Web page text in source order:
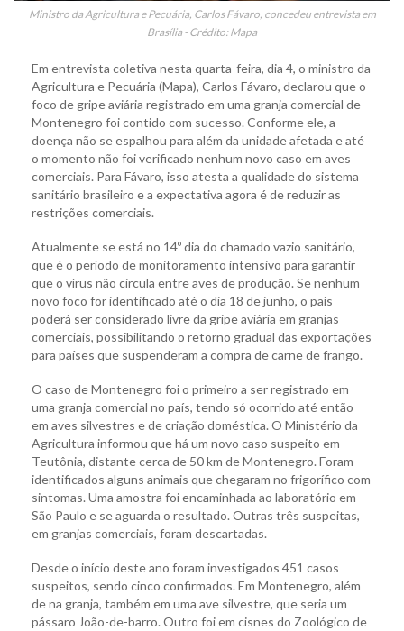
Ministro da Agricultura e Pecuária, Carlos Fávaro, concedeu entrevista em
Brasília - Crédito: Mapa
Em entrevista coletiva nesta quarta-feira, dia 4, o ministro da
Agricultura e Pecuária (Mapa), Carlos Fávaro, declarou que o
foco de gripe aviária registrado em uma granja comercial de
Montenegro foi contido com sucesso. Conforme ele, a
doença não se espalhou para além da unidade afetada e até
o momento não foi verificado nenhum novo caso em aves
comerciais. Para Fávaro, isso atesta a qualidade do sistema
sanitário brasileiro e a expectativa agora é de reduzir as
restrições comerciais.
Atualmente se está no 14º dia do chamado vazio sanitário,
que é o período de monitoramento intensivo para garantir
que o vírus não circula entre aves de produção. Se nenhum
novo foco for identificado até o dia 18 de junho, o país
poderá ser considerado livre da gripe aviária em granjas
comerciais, possibilitando o retorno gradual das exportações
para países que suspenderam a compra de carne de frango.
O caso de Montenegro foi o primeiro a ser registrado em
uma granja comercial no país, tendo só ocorrido até então
em aves silvestres e de criação doméstica. O Ministério da
Agricultura informou que há um novo caso suspeito em
Teutônia, distante cerca de 50 km de Montenegro. Foram
identificados alguns animais que chegaram no frigorífico com
sintomas. Uma amostra foi encaminhada ao laboratório em
São Paulo e se aguarda o resultado. Outras três suspeitas,
em granjas comerciais, foram descartadas.
Desde o início deste ano foram investigados 451 casos
suspeitos, sendo cinco confirmados. Em Montenegro, além
de na granja, também em uma ave silvestre, que seria um
pássaro João-de-barro. Outro foi em cisnes do Zoológico de